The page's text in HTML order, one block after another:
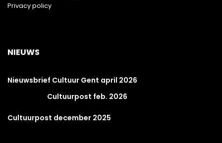
Privacy policy
NIEUWS
Nieuwsbrief Cultuur Gent april 2026
Cultuurpost feb. 2026
Cultuurpost december 2025